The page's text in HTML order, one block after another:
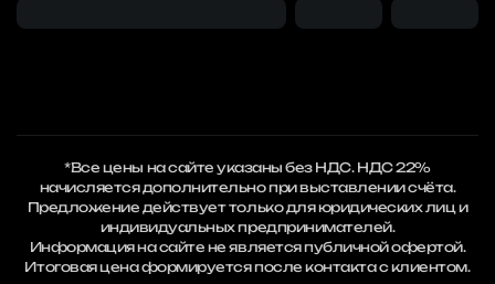
*Все цены на сайте указаны без НДС. НДС 22%
начисляется дополнительно при выставлении счёта.
Предложение действует только для юридических лиц и
индивидуальных предпринимателей.
Информация на сайте не является публичной офертой.
Итоговая цена формируется после контакта с клиентом.